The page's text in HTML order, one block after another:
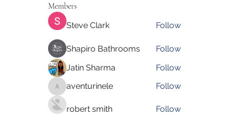
Members
Steve Clark Follow
Shapiro Bathrooms
Follow
Jatin Sharma
Follow
aventurinele
aventurinele Follow
robert smith
Follow